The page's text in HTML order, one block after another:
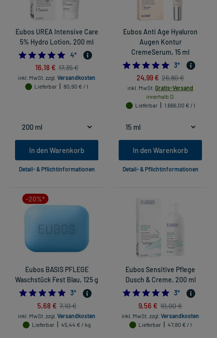
Eubos UREA Intensive Care
5% Hydro Lotion, 200 ml
5.0
4*
16,18 € 17,35 €
inkl. MwSt. zzgl. Versandkosten
Lieferbar
80,90 € / l
In den Warenkorb
Detail- & Pflichtinformationen
Eubos Anti Age Hyaluron
Augen Kontur
CremeSerum, 15 ml
5.0
3*
24,99 € 26,80 €
inkl. MwSt. Gratis-Versand
innerhalb D.
Lieferbar
1.666,00 € / l
In den Warenkorb
Detail- & Pflichtinformationen
-20%*
Eubos BASIS PFLEGE
Waschstück Fest Blau, 125 g
5.0
3*
5,68 € 7,10 €
inkl. MwSt. zzgl. Versandkosten
Lieferbar
45,44 € / kg
Eubos Sensitive Pflege
Dusch & Creme, 200 ml
5.0
3*
9,56 € 10,00 €
inkl. MwSt. zzgl. Versandkosten
Lieferbar
47,80 € / l